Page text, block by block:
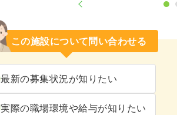
この施設について問い合わせる
最新の募集状況が知りたい
実際の職場環境や給与が知りたい